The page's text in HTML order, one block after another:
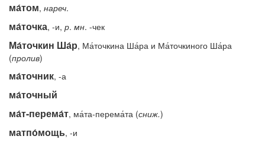
ма́том, нареч.
ма́точка, -и, р. мн. -чек
Ма́точкин Ша́р, Ма́точкина Ша́ра и Ма́точкиного Ша́ра
(пролив)
ма́точник, -а
ма́точный
ма́т-перема́т, ма́та-перема́та (сниж.)
матпо́мощь, -и